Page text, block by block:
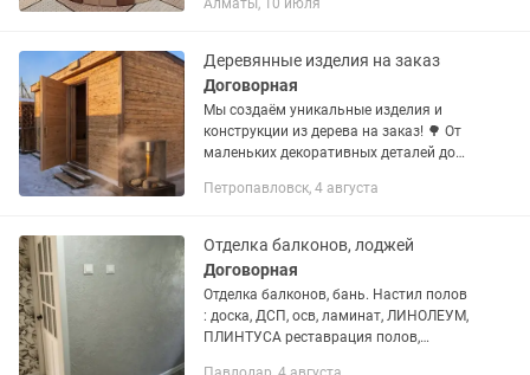
Алматы, 10 июля
Деревянные изделия на заказ
Договорная
Мы создаём уникальные изделия и
конструкции из дерева на заказ! 🌳 От
маленьких декоративных деталей до
террас и мебели. Каждая работа
Петропавловск, 4 августа
Отделка балконов, лоджей
Договорная
Отделка балконов, бань. Настил полов
: доска, ДСП, осв, ламинат, ЛИНОЛЕУМ,
ПЛИНТУСА реставрация полов,